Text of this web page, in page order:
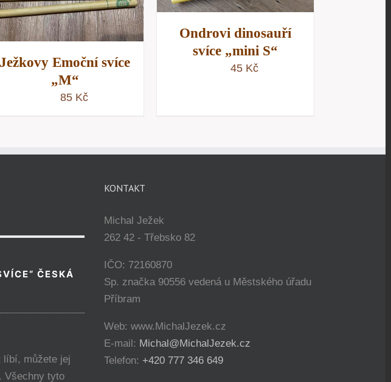
Ježkovy Emoční svíce
„M“
85 Kč
Ondrovi dinosauří
svíce „mini S“
45 Kč
ČESKÁ
líbí, můžete jej
Všechny tyto
KONTAKT
Michal Ježek
262 42 - Třebsko 82
IČO: 72160870
Sp. značka 90556 vedená u Městského úřadu
Příbram
Web: www.MichalJezek.cz
E-mail: Michal@MichalJezek.cz
Telefon: +420 777 346 649